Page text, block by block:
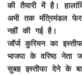
की तैयारी में है।
अभी तक मंत्रिमंडल
नहीं की गई है।
जॉर्ज कुरियन का
भाजपा के वरिष्ठ नेता
सुबह इस्तीफा देने के